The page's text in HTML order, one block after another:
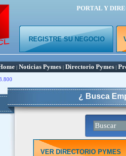
PORTAL Y
REGISTRE SU NEGOCIO
| Noticias Pymes | Directorio Pymes |
¿ Busca
VER DIRECTORIO PYMES